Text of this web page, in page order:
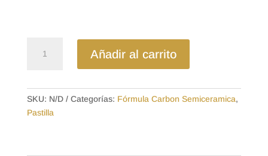
$24.64
SEMICERAMICA
CHEVROLET
TRAIL
Añadir al carrito
SKU: N/D Categorías: Fórmula Carbon Semiceramica,
Pastilla